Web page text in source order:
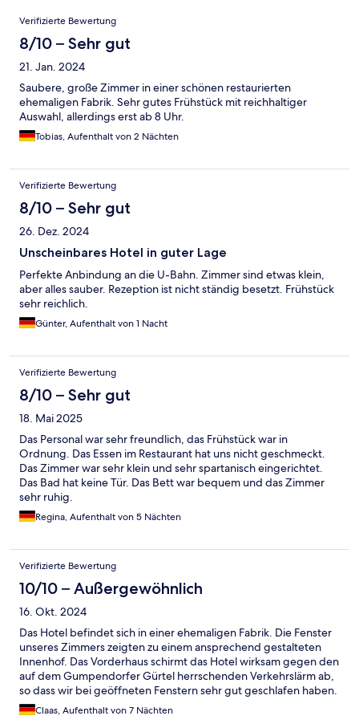
Bewertungen
Verifizierte Bewertung
8/10 – Sehr gut
21. Jan. 2024
Saubere, große Zimmer in einer schönen restaurierten
ehemaligen Fabrik. Sehr gutes Frühstück mit reichhaltiger
Auswahl, allerdings erst ab 8 Uhr.
Tobias, Aufenthalt von 2 Nächten
Verifizierte Bewertung
8/10 – Sehr gut
26. Dez. 2024
Unscheinbares Hotel in guter Lage
Perfekte Anbindung an die U-Bahn. Zimmer sind etwas klein,
aber alles sauber. Rezeption ist nicht ständig besetzt. Frühstück
sehr reichlich.
Günter, Aufenthalt von 1 Nacht
Verifizierte Bewertung
8/10 – Sehr gut
18. Mai 2025
Das Personal war sehr freundlich, das Frühstück war in
Ordnung. Das Essen im Restaurant hat uns nicht geschmeckt.
Das Zimmer war sehr klein und sehr spartanisch eingerichtet.
Das Bad hat keine Tür. Das Bett war bequem und das Zimmer
sehr ruhig.
Regina, Aufenthalt von 5 Nächten
Verifizierte Bewertung
10/10 – Außergewöhnlich
16. Okt. 2024
Das Hotel befindet sich in einer ehemaligen Fabrik. Die Fenster
unseres Zimmers zeigten zu einem ansprechend gestalteten
Innenhof. Das Vorderhaus schirmt das Hotel wirksam gegen den
auf dem Gumpendorfer Gürtel herrschenden Verkehrslärm ab,
so dass wir bei geöffneten Fenstern sehr gut geschlafen haben.
Zwei U-Bahn- und Straßenbahnhaltestellen liegen nur wenige
hundert Meter vom Hotel entfernt. Von dort sind das Zentrum
Claas, Aufenthalt von 7 Nächten